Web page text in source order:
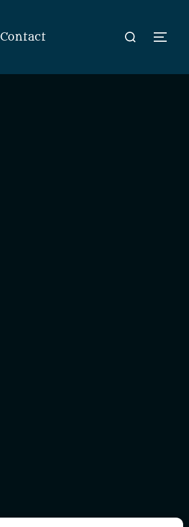
Contact
Rechercher :